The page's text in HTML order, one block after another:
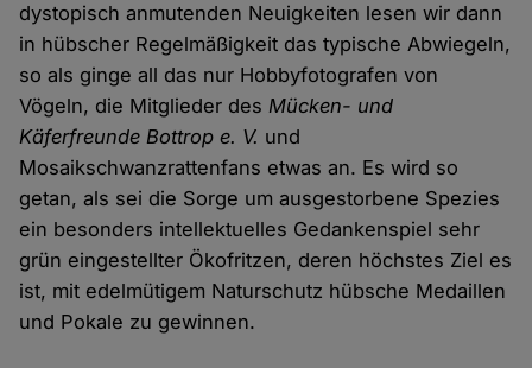
dystopisch anmutenden Neuigkeiten lesen wir dann
in hübscher Regelmäßigkeit das typische Abwiegeln,
so als ginge all das nur Hobbyfotografen von
Vögeln, die Mitglieder desMücken- und
Käferfreunde Bottrop e. V. und
Mosaikschwanzrattenfans etwas an. Es wird so
getan, als sei die Sorge um ausgestorbene Spezies
ein besonders intellektuelles Gedankenspiel sehr
grün eingestellter Ökofritzen, deren höchstes Ziel es
ist, mit edelmütigem Naturschutz hübsche Medaillen
und Pokale zu gewinnen.